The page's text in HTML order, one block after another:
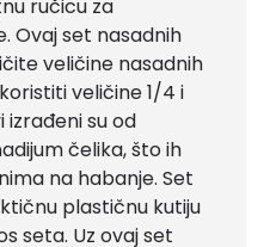
ručicu za
Ovaj set nasadnih
veličine nasadnih
veličine 1/4 i
izrađeni su od
čelika, što ih
na habanje. Set
plastičnu kutiju
seta. Uz ovaj set